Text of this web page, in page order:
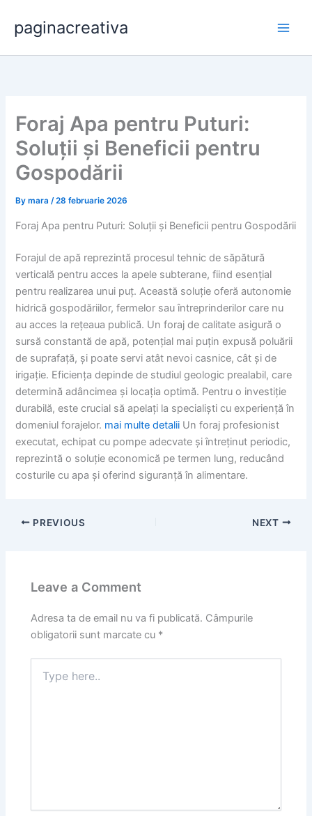
content
paginacreativa
Foraj Apa pentru Puturi:
Soluții și Beneficii pentru
Gospodării
Bymara/28 februarie 2026
Foraj Apa pentru Puturi: Soluții și Beneficii pentru Gospodării
Forajul de apă reprezintă procesul tehnic de săpătură
verticală pentru acces la apele subterane, fiind esențial
pentru realizarea unui puț. Această soluție oferă autonomie
hidrică gospodăriilor, fermelor sau întreprinderilor care nu
au acces la rețeaua publică. Un foraj de calitate asigură o
sursă constantă de apă, potențial mai puțin expusă poluării
de suprafață, și poate servi atât nevoi casnice, cât și de
irigație. Eficiența depinde de studiul geologic prealabil, care
determină adâncimea și locația optimă. Pentru o investiție
durabilă, este crucial să apelați la specialiști cu experiență în
domeniul forajelor. mai multe detalii Un foraj profesionist
executat, echipat cu pompe adecvate și întreținut periodic,
reprezintă o soluție economică pe termen lung, reducând
costurile cu apa și oferind siguranță în alimentare.
PREVIOUS NEXT
Leave a Comment
Adresa ta de email nu va fi publicată. Câmpurile
obligatorii sunt marcate cu *
here..